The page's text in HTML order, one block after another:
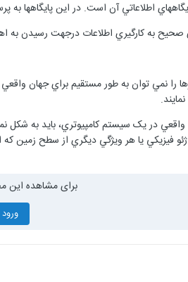
را نمي توان به طور مستقيم براي جهان
واقعي در يک سيستم کامپيوتري، بايد به
فيزيکي يا هر ويژگي ديگري از سطح زمين که
برای مشاهده این
ورود